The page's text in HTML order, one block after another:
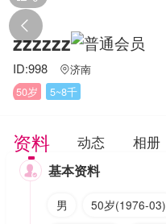

zzzzzz
ID:998 济南
50岁
5~8千
资料 动态 相册
 基本资料
男 50岁(1976-03)